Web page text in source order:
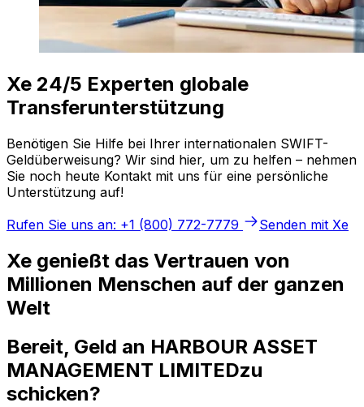
Xe 24/5 Experten globale
Transferunterstützung
Benötigen Sie Hilfe bei Ihrer internationalen SWIFT-
Geldüberweisung? Wir sind hier, um zu helfen – nehmen
Sie noch heute Kontakt mit uns für eine persönliche
Unterstützung auf!
Rufen Sie uns an: +1 (800) 772-7779
Senden mit Xe
Xe genießt das Vertrauen von
Millionen Menschen auf der ganzen
Welt
Bereit, Geld an HARBOUR ASSET
MANAGEMENT LIMITEDzu
schicken?